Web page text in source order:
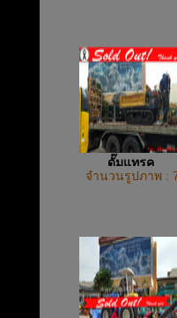
ดั๊มแทรค
จำนวนรูปภาพ :